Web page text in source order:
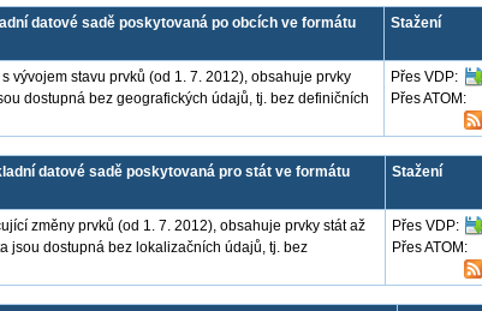
datové sadě poskytovaná po obcích ve formátu
Stažení
vývojem stavu prvků (od 1. 7. 2012), obsahuje prvky
dostupná bez geografických údajů, tj. bez definičních
Přes VDP:
Přes ATOM:
datové sadě poskytovaná pro stát ve formátu
Stažení
změny prvků (od 1. 7. 2012), obsahuje prvky stát až
jsou dostupná bez lokalizačních údajů, tj. bez
Přes VDP:
Přes ATOM: